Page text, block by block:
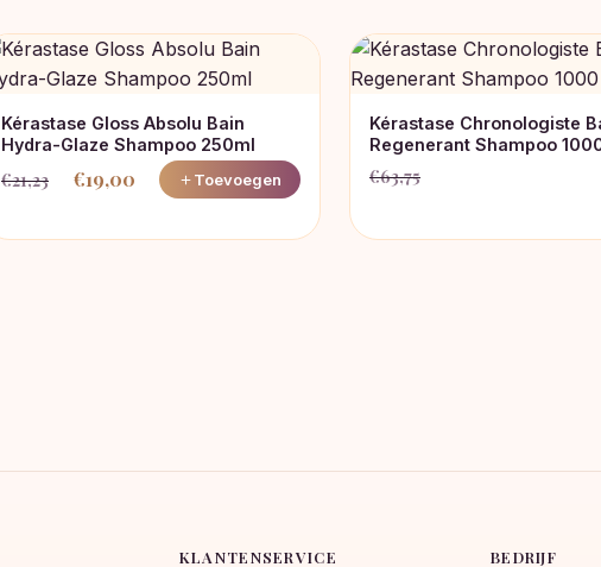
Kérastase Gloss Absolu Bain
Hydra-Glaze Shampoo 250ml
€21,23
Oorspronkelijke
€19,00
Huidige
Toevoegen
Kérastase Chronologiste
Regenerant Shampoo
€63,75
Oorspronkelijke
was:
Huidige
is:
KLANTENSERVICE BEDRIJF